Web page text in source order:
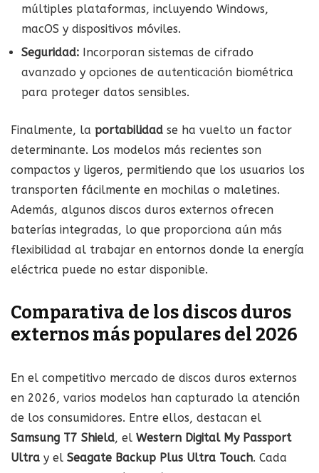
múltiples plataformas, incluyendo Windows,
macOS y dispositivos móviles.
Seguridad: Incorporan sistemas de cifrado
avanzado y opciones de autenticación biométrica
para proteger datos sensibles.
Finalmente, la portabilidad se ha vuelto un factor
determinante. Los modelos más recientes son
compactos y ligeros, permitiendo que los usuarios los
transporten fácilmente en mochilas o maletines.
Además, algunos discos duros externos ofrecen
baterías integradas, lo que proporciona aún más
flexibilidad al trabajar en entornos donde la energía
eléctrica puede no estar disponible.
Comparativa de los discos duros
externos más populares del 2026
En el competitivo mercado de discos duros externos
en 2026, varios modelos han capturado la atención
de los consumidores. Entre ellos, destacan el
Samsung T7 Shield, el Western Digital My Passport
Ultra y el Seagate Backup Plus Ultra Touch. Cada